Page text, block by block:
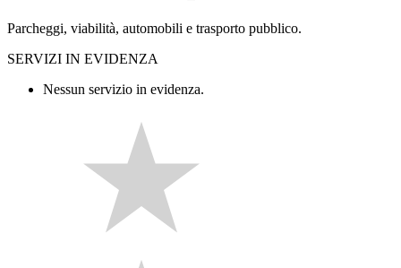
Parcheggi, viabilità, automobili e trasporto pubblico.
SERVIZI IN EVIDENZA
Nessun servizio in evidenza.